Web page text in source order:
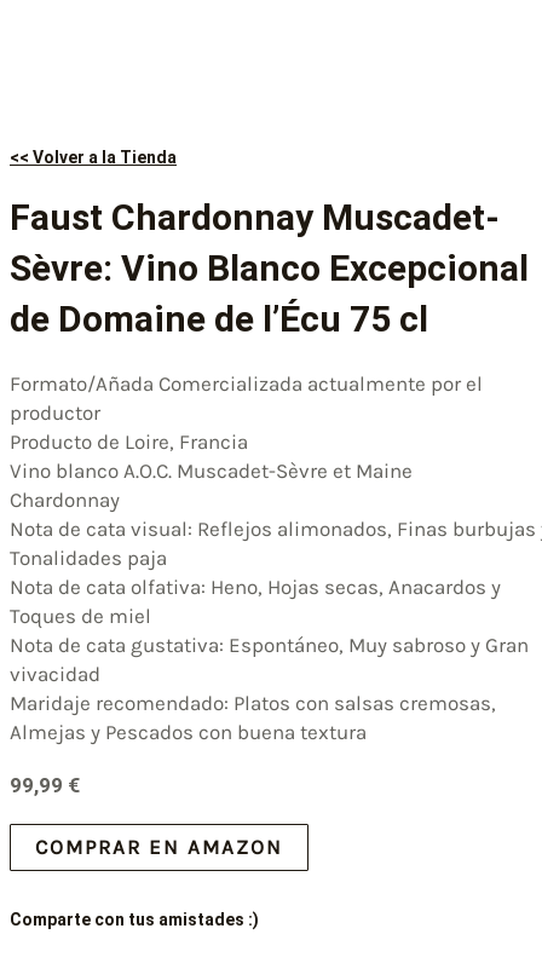
<< Volver a la Tienda
Faust Chardonnay Muscadet-
Sèvre: Vino Blanco Excepcional
de Domaine de l’Écu 75 cl
Formato/Añada Comercializada actualmente por el
productor
Producto de Loire, Francia
Vino blanco A.O.C. Muscadet-Sèvre et Maine
Chardonnay
Nota de cata visual: Reflejos alimonados, Finas burbujas
Tonalidades paja
Nota de cata olfativa: Heno, Hojas secas, Anacardos y
Toques de miel
Nota de cata gustativa: Espontáneo, Muy sabroso y Gran
vivacidad
Maridaje recomendado: Platos con salsas cremosas,
Almejas y Pescados con buena textura
99,99 €
COMPRAR EN AMAZON
Comparte con tus amistades :)